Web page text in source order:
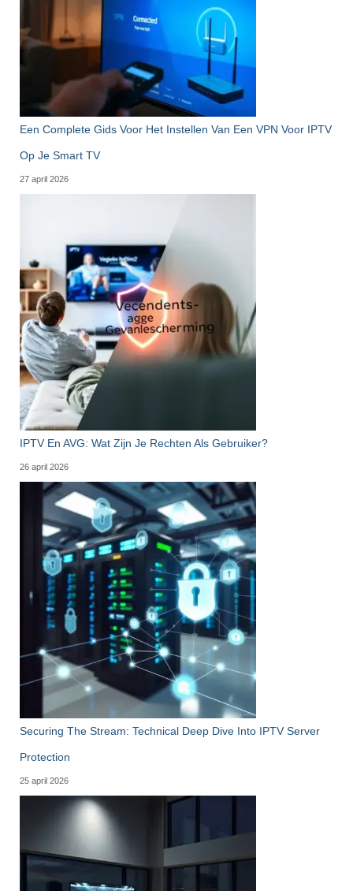
Een Complete Gids Voor Het Instellen Van Een VPN Voor IPTV
Op Je Smart TV
27 april 2026
IPTV En AVG: Wat Zijn Je Rechten Als Gebruiker?
26 april 2026
Securing The Stream: Technical Deep Dive Into IPTV Server
Protection
25 april 2026